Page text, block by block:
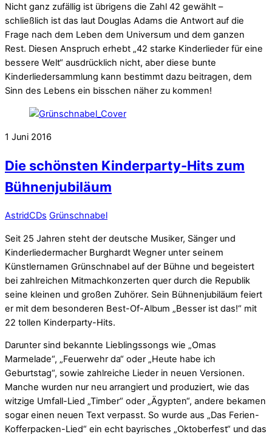
Nicht ganz zufällig ist übrigens die Zahl 42 gewählt –
schließlich ist das laut Douglas Adams die Antwort auf die
Frage nach dem Leben dem Universum und dem ganzen
Rest. Diesen Anspruch erhebt „42 starke Kinderlieder für eine
bessere Welt“ ausdrücklich nicht, aber diese bunte
Kinderliedersammlung kann bestimmt dazu beitragen, dem
Sinn des Lebens ein bisschen näher zu kommen!
1 Juni 2016
Die schönsten Kinderparty-Hits zum
Bühnenjubiläum
AstridCDs Grünschnabel
Seit 25 Jahren steht der deutsche Musiker, Sänger und
Kinderliedermacher Burghardt Wegner unter seinem
Künstlernamen Grünschnabel auf der Bühne und begeistert
bei zahlreichen Mitmachkonzerten quer durch die Republik
seine kleinen und großen Zuhörer. Sein Bühnenjubiläum feiert
er mit dem besonderen Best-Of-Album „Besser ist das!“ mit
22 tollen Kinderparty-Hits.
Darunter sind bekannte Lieblingssongs wie „Omas
Marmelade“, „Feuerwehr da“ oder „Heute habe ich
Geburtstag“, sowie zahlreiche Lieder in neuen Versionen.
Manche wurden nur neu arrangiert und produziert, wie das
witzige Umfall-Lied „Timber“ oder „Ägypten“, andere bekamen
sogar einen neuen Text verpasst. So wurde aus „Das Ferien-
Kofferpacken-Lied“ ein echt bayrisches „Oktoberfest“ und das